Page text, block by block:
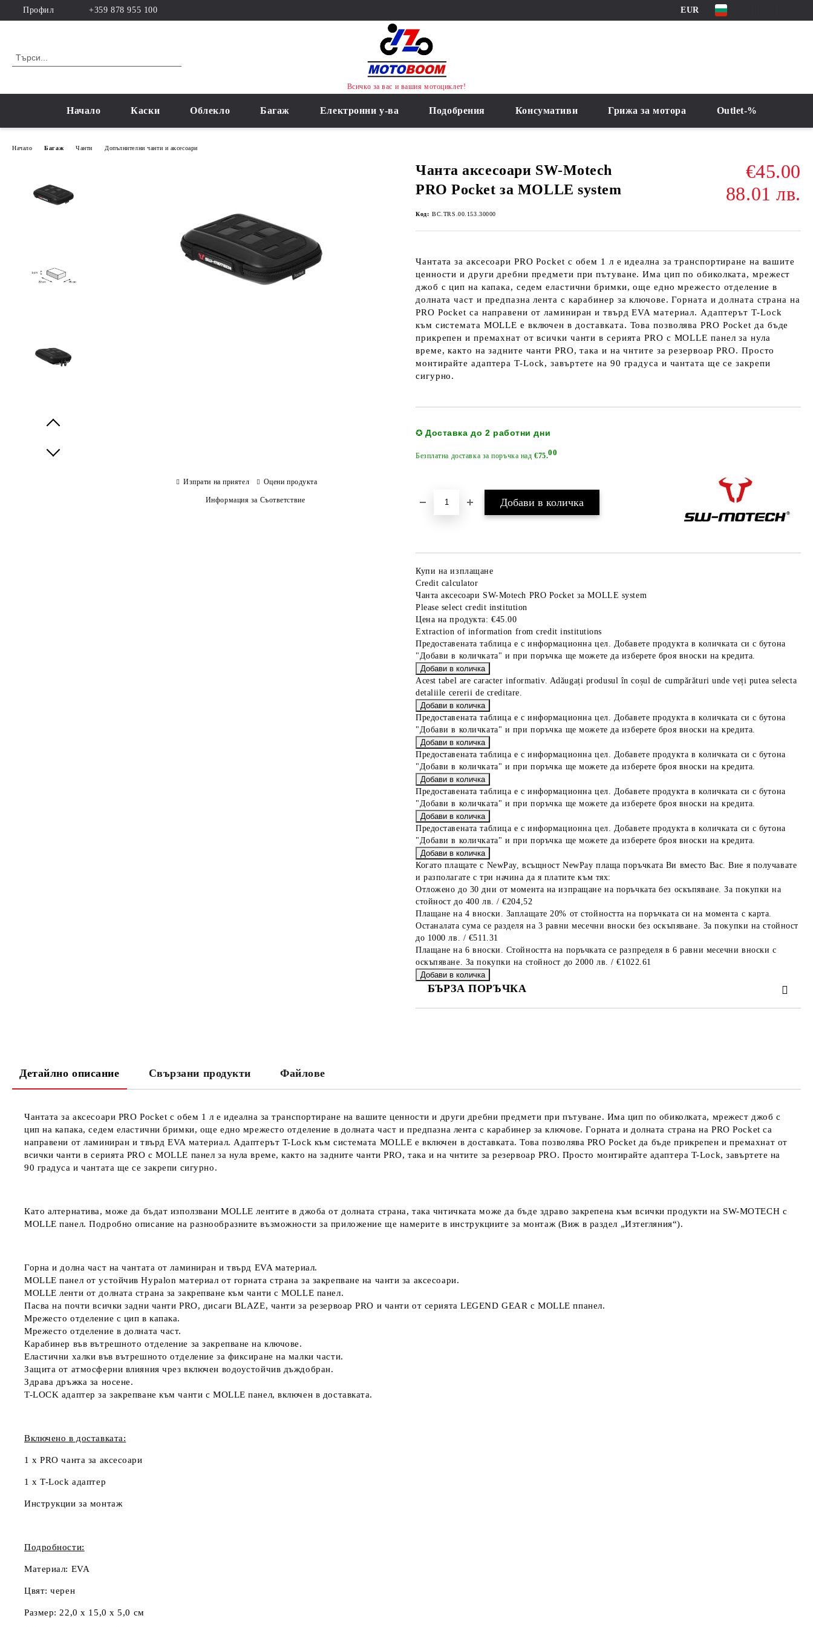
Профил +359 878 955 100 EUR
Всичко за вас и вашия мотоциклет!
Начало Каски Облекло Багаж Електронни у-ва Подобрения Консумативи Грижа за мотора Outlet-%
Начало Багаж Чанти Допълнителни чанти и аксесоари
Чанта аксесоари SW-Motech
PRO Pocket за MOLLE system
€45.00
88.01 лв.
Код: BC.TRS.00.153.30000
Чантата за аксесоари PRO Pocket с обем 1 л е идеална за транспортиране на вашите
ценности и други дребни предмети при пътуване. Има цип по обиколката, мрежест
джоб с цип на капака, седем еластични бримки, още едно мрежесто отделение в
долната част и предпазна лента с карабинер за ключове. Горната и долната страна на
PRO Pocket са направени от ламиниран и твърд EVA материал. Адаптерът T-Lock
към системата MOLLE е включен в доставката. Това позволява PRO Pocket да бъде
прикрепен и премахнат от всички чанти в серията PRO с MOLLE панел за нула
време, както на задните чанти PRO, така и на чнтите за резервоар PRO. Просто
монтирайте адаптера T-Lock, завъртете на 90 градуса и чантата ще се закрепи
сигурно.
✪ Доставка до 2 работни дни
Безплатна доставка за поръчка над€75.00
Купи на изплащане
Credit calculator
Чанта аксесоари SW-Motech PRO Pocket за MOLLE system
Please select credit institution
Цена на продукта: €45.00
Extraction of information from credit institutions
Предоставената таблица е с информационна цел. Добавете продукта в количката си с бутона
"Добави в количката" и при поръчка ще можете да изберете броя вноски на кредита.
Acest tabel are caracter informativ. Adăugați produsul în coșul de cumpărături unde veți putea selecta
detaliile cererii de creditare.
Предоставената таблица е с информационна цел. Добавете продукта в количката си с бутона
"Добави в количката" и при поръчка ще можете да изберете броя вноски на кредита.
Предоставената таблица е с информационна цел. Добавете продукта в количката си с бутона
"Добави в количката" и при поръчка ще можете да изберете броя вноски на кредита.
Предоставената таблица е с информационна цел. Добавете продукта в количката си с бутона
"Добави в количката" и при поръчка ще можете да изберете броя вноски на кредита.
Предоставената таблица е с информационна цел. Добавете продукта в количката си с бутона
"Добави в количката" и при поръчка ще можете да изберете броя вноски на кредита.
Когато плащате с NewPay, всъщност NewPay плаща поръчката Ви вместо Вас. Вие я получавате
и разполагате с три начина да я платите към тях:
Отложено до 30 дни от момента на изпращане на поръчката без оскъпяване. За покупки на
стойност до 400 лв. / €204,52
Плащане на 4 вноски. Заплащате 20% от стойността на поръчката си на момента с карта.
Останалата сума се разделя на 3 равни месечни вноски без оскъпяване. За покупки на стойност
до 1000 лв. / €511.31
Плащане на 6 вноски. Стойността на поръчката се разпределя в 6 равни месечни вноски с
оскъпяване. За покупки на стойност до 2000 лв. / €1022.61
БЪРЗА ПОРЪЧКА
Изпрати на приятел Оцени продукта
Информация за Съответствие
Детайлно описание Свързани продукти Файлове
Чантата за аксесоари PRO Pocket с обем 1 л е идеална за транспортиране на вашите ценности и други дребни предмети при пътуване. Има цип по обиколката, мрежест джоб с
цип на капака, седем еластични бримки, още едно мрежесто отделение в долната част и предпазна лента с карабинер за ключове. Горната и долната страна на PRO Pocket са
направени от ламиниран и твърд EVA материал. Адаптерът T-Lock към системата MOLLE е включен в доставката. Това позволява PRO Pocket да бъде прикрепен и премахнат от
всички чанти в серията PRO с MOLLE панел за нула време, както на задните чантиPRO, така и на чнтите за резервоар PRO. Просто монтирайте адаптера T-Lock, завъртете на
90 градуса и чантата ще се закрепи сигурно.
Като алтернатива, може да бъдат използвани MOLLE лентите в джоба от долната страна, така чнтичката може да бъде здраво закрепена към всички продукти на SW-MOTECH с
MOLLE панел. Подробно описание на разнообразните възможности за приложение ще намерите в инструкциите за монтаж (Виж в раздел „Изтегляния“).
Горна и долна част на чантата от ламиниран и твърд EVA материал.
MOLLE панел от устойчив Hypalon материал от горната страна за закрепване на чанти за аксесоари.
MOLLE ленти от долната страна за закрепване към чанти с MOLLE панел.
Пасва на почти всички задни чанти PRO, дисаги BLAZE, чанти за резервоар PRO и чанти от серията LEGEND GEAR с MOLLE ппанел.
Мрежесто отделение с цип в капака.
Мрежесто отделение в долната част.
Карабинер във вътрешното отделение за закрепване на ключове.
Еластични халки във вътрешното отделение за фиксиране на малки части.
Защита от атмосферни влияния чрез включен водоустойчив дъждобран.
Здрава дръжка за носене.
T-LOCK адаптер за закрепване към чанти с MOLLE панел, включен в доставката.
Включено в доставката:
1 x PRO чанта за аксесоари
1 x T-Lock адаптер
Инструкции за монтаж
Подробности:
Материал: EVA
Цвят:черен
Размер: 22,0 x 15,0 x 5,0 см